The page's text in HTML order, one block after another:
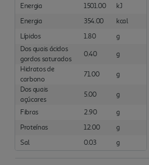
Energia
1501.00
kJ
Energia
354.00
kcal
Lípidos
1.80
g
Dos quais ácidos
gordos saturados
0.40
g
Hidratos de
carbono
71.00
g
Dos quais
açúcares
5.00 g
Fibras 2.90
g
Proteínas
12.00
g
Sal
0.03 g